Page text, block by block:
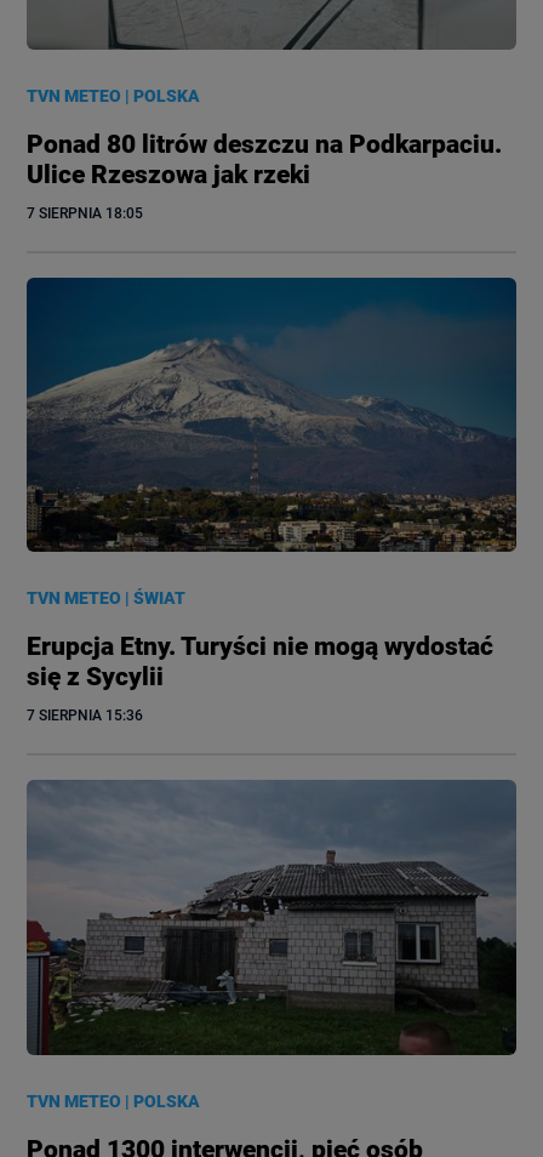
TVN METEO |POLSKA
Ponad 80 litrów deszczu na Podkarpaciu.
Ulice Rzeszowa jak rzeki
7 SIERPNIA 18:05
TVN METEO |ŚWIAT
Erupcja Etny. Turyści nie mogą wydostać
się z Sycylii
7 SIERPNIA 15:36
TVN METEO |POLSKA
Ponad 1300 interwencji, pięć osób